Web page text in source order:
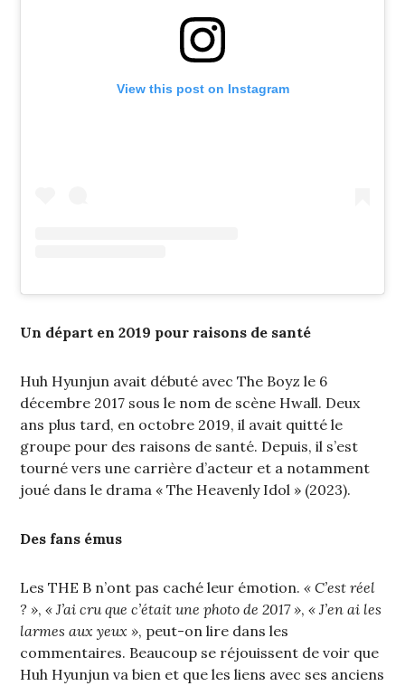
View this post on Instagram
Un départ en 2019 pour raisons de santé
Huh Hyunjun avait débuté avec The Boyz le 6
décembre 2017 sous le nom de scène Hwall. Deux
ans plus tard, en octobre 2019, il avait quitté le
groupe pour des raisons de santé. Depuis, il s’est
tourné vers une carrière d’acteur et a notamment
joué dans le drama « The Heavenly Idol » (2023).
Des fans émus
Les THE B n’ont pas caché leur émotion.« C’est réel
? »,« J’ai cru que c’était une photo de 2017 »,« J’en ai les
larmes aux yeux », peut-on lire dans les
commentaires. Beaucoup se réjouissent de voir que
Huh Hyunjun va bien et que les liens avec ses anciens